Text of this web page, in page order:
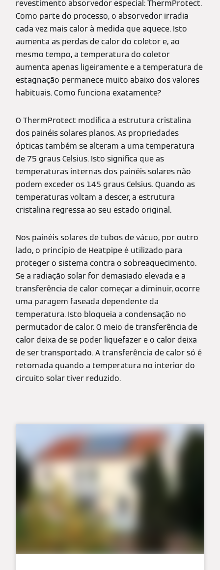
revestimento absorvedor especial: ThermProtect.
Como parte do processo, o absorvedor irradia
cada vez mais calor à medida que aquece. Isto
aumenta as perdas de calor do coletor e, ao
mesmo tempo, a temperatura do coletor
aumenta apenas ligeiramente e a temperatura de
estagnação permanece muito abaixo dos valores
habituais. Como funciona exatamente?
O ThermProtect modifica a estrutura cristalina
dos painéis solares planos. As propriedades
ópticas também se alteram a uma temperatura
de 75 graus Celsius. Isto significa que as
temperaturas internas dos painéis solares não
podem exceder os 145 graus Celsius. Quando as
temperaturas voltam a descer, a estrutura
cristalina regressa ao seu estado original.
Nos painéis solares de tubos de vácuo, por outro
lado, o princípio de Heatpipe é utilizado para
proteger o sistema contra o sobreaquecimento.
Se a radiação solar for demasiado elevada e a
transferência de calor começar a diminuir, ocorre
uma paragem faseada dependente da
temperatura. Isto bloqueia a condensação no
permutador de calor. O meio de transferência de
calor deixa de se poder liquefazer e o calor deixa
de ser transportado. A transferência de calor só é
retomada quando a temperatura no interior do
circuito solar tiver reduzido.